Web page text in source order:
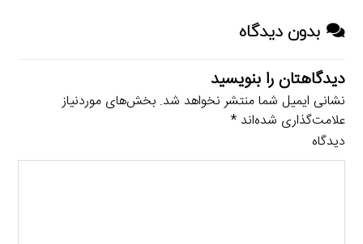
بدون دیدگاه
دیدگاهتان را بنویسید
نشانی ایمیل شما منتشر نخواهد شد. بخش‌های موردنیاز
علامت‌گذاری شده‌اند*
دیدگاه